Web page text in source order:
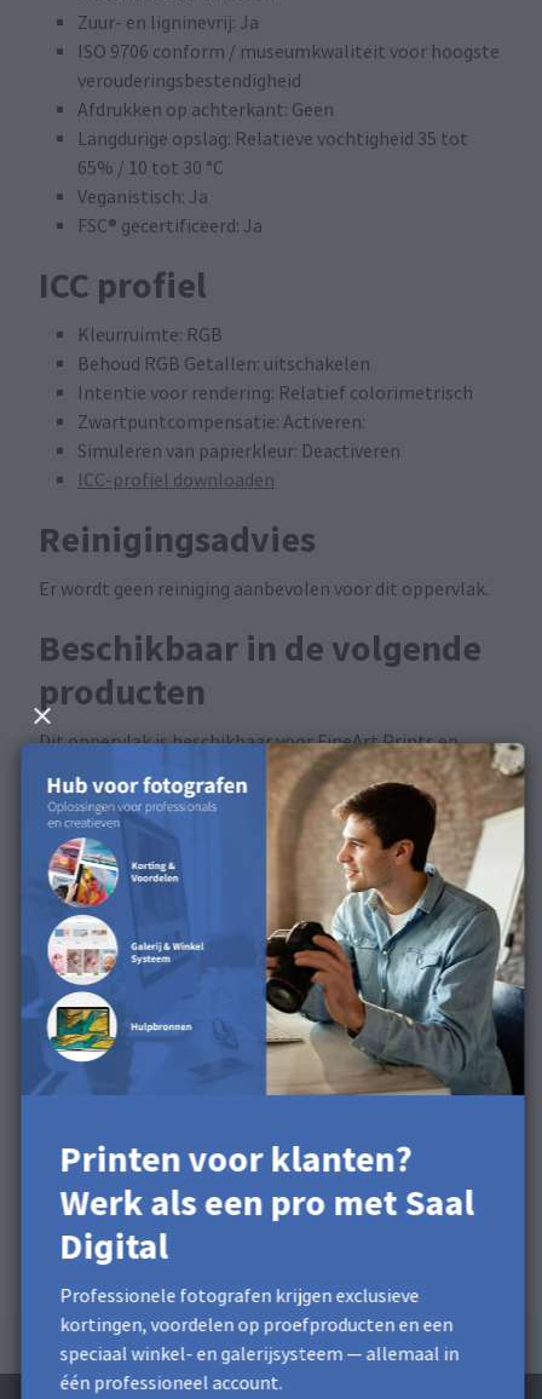
Zuur- en ligninevrij: Ja
ISO 9706 conform / museumkwaliteit voor hoogste
verouderingsbestendigheid
Afdrukken op achterkant: Geen
Langdurige opslag: Relatieve vochtigheid 35 tot
65% / 10 tot 30 °C
Veganistisch: Ja
FSC® gecertificeerd: Ja
ICC profiel
Kleurruimte: RGB
Behoud RGB Getallen: uitschakelen
Intentie voor rendering: Relatief colorimetrisch
Zwartpuntcompensatie: Activeren:
Simuleren van papierkleur: Deactiveren
ICC-profiel downloaden
Reinigingsadvies
Er wordt geen reiniging aanbevolen voor dit oppervlak.
Beschikbaar in de volgende
producten
Dit oppervlak is beschikbaar voor FineArt Prints en
FineArt Posters.
Ontdek het oppervlak in
onze productvideo
Printen voor klanten?
Werk als een pro met Saal
Digital
Professionele fotografen krijgen exclusieve
kortingen, voordelen op proefproducten en een
speciaal winkel- en galerijsysteem — allemaal in
één professioneel account.